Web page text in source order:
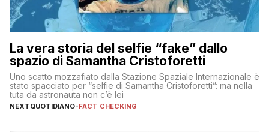
La vera storia del selfie “fake” dallo
spazio di Samantha Cristoforetti
Uno scatto mozzafiato dalla Stazione Spaziale Internazionale è
stato spacciato per “selfie di Samantha Cristoforetti”: ma nella
tuta da astronauta non c’è lei
NEXTQUOTIDIANO-FACT CHECKING